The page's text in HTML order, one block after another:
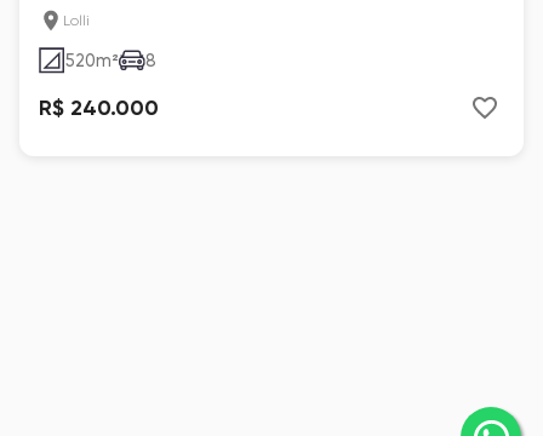
Lolli
520m² 8
R$ 240.000